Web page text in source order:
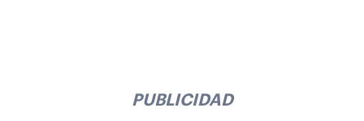
PUBLICIDAD